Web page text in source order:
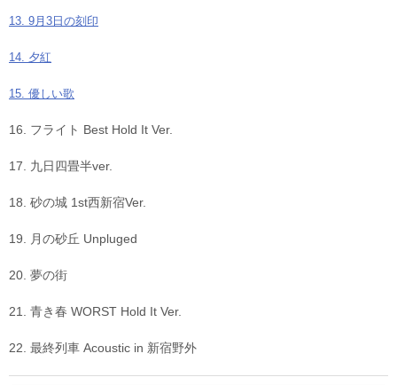
13. 9月3日の刻印
14. 夕紅
15. 優しい歌
16. フライト Best Hold It Ver.
17. 九日四畳半ver.
18. 砂の城 1st西新宿Ver.
19. 月の砂丘 Unpluged
20. 夢の街
21. 青き春 WORST Hold It Ver.
22. 最終列車 Acoustic in 新宿野外